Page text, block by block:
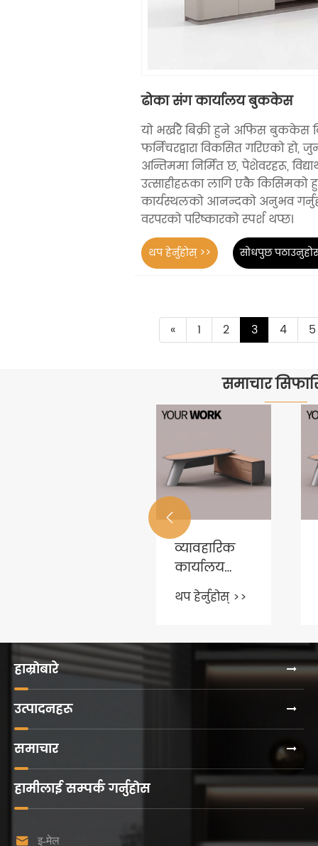
ढोका संग कार्यालय बुककेस
यो भर्खरै बिक्री हुने अफिस बुककेस
फर्निचरद्वारा विकसित गरिएको हो,
अन्तिममा निर्मित छ, पेशेवरहरू,
उत्साहीहरूका लागि एकै किसिमको
कार्यस्थलको आनन्दको अनुभव
वरपरको परिष्कारको स्पर्श थप्छ।
थप हेर्नुहोस् >> सोधपुछ
« 1 2 3 4 5
समाचार
व्यावहारिक
कार्यालय
फर्निचर छनौट
गर्न
थप हेर्नुहोस् >>

हाम्रोबारे
उत्पादनहरू
समाचार
हामीलाई सम्पर्क गर्नुहोस
 इ-मेल